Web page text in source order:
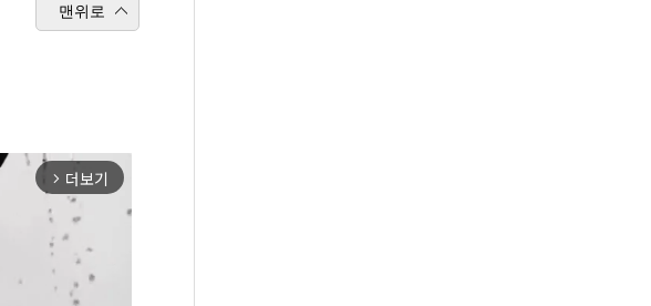
맨위로
arrow_forward_ios 더보기